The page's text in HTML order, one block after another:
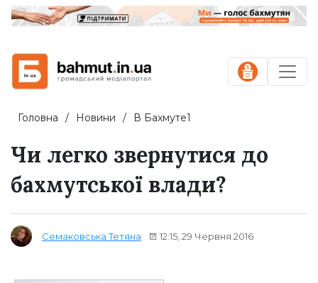
Головна Новини В Бахмуте1
Чи легко звернутися до
бахмутської влади?
Семаковська Тетяна 12:15, 29 Червня 2016